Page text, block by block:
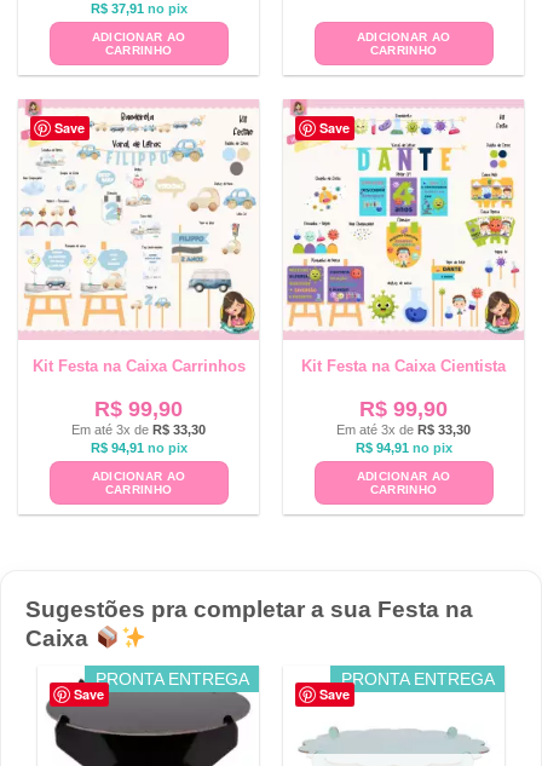
R$37,91 no pix
ADICIONAR AO
CARRINHO
ADICIONAR AO
CARRINHO
Save
Kit Festa na Caixa Carrinhos
R$ 99,90
Em até 3x de R$ 33,30
R$94,91 no pix
ADICIONAR AO
CARRINHO
Save
Kit Festa na Caixa Cientista
R$ 99,90
Em até 3x de R$ 33,30
R$94,91 no pix
ADICIONAR AO
CARRINHO
Sugestões pra completar a sua Festa na
Caixa
Save
PRONTA ENTREGA
Save
PRONTA ENTREGA